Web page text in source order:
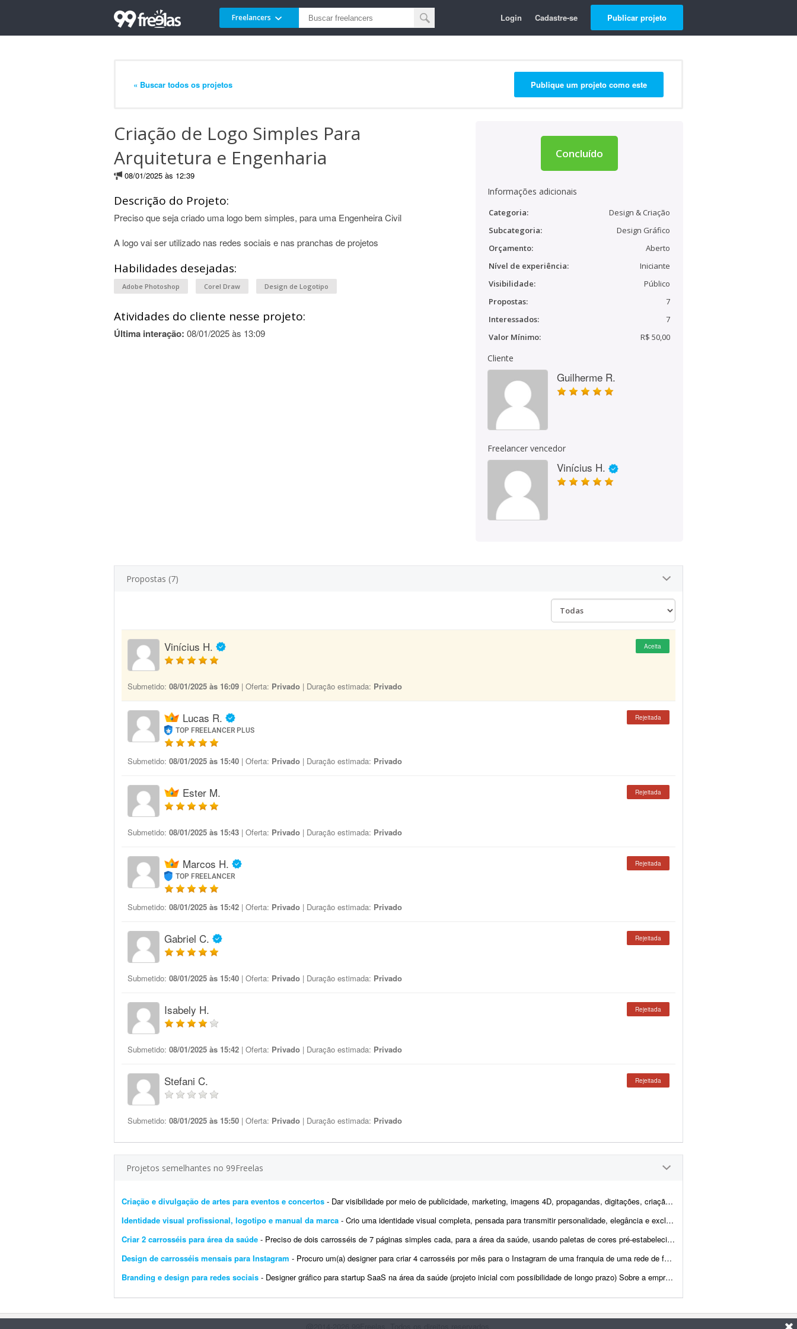
Freelancers Login Cadastre-se Publicar projeto
« Buscar todos os projetos Publique um projeto como este
Criação de Logo Simples Para
Arquitetura e Engenharia
08/01/2025 às 12:39
Descrição do Projeto:
Preciso que seja criado uma logo bem simples, para uma Engenheira Civil
A logo vai ser utilizado nas redes sociais e nas pranchas de projetos
Habilidades desejadas:
Adobe Photoshop Corel Draw Design de Logotipo
Atividades do cliente nesse projeto:
Última interação: 08/01/2025 às 13:09
Concluído
Informações adicionais
Categoria:
Design & Criação
Subcategoria:
Design Gráfico
Orçamento:
Aberto
Nível de experiência:
Iniciante
Visibilidade:
Público
Propostas:
7
Interessados:
7
Valor Mínimo:
R$ 50,00
Cliente
Guilherme R.
Freelancer vencedor
Vinícius H.
Propostas (7)
Vinícius H. Aceita
Submetido: 08/01/2025 às 16:09 | Oferta: Privado | Duração estimada: Privado
Lucas R.
TOP FREELANCER PLUS
Rejeitada
Submetido: 08/01/2025 às 15:40 | Oferta: Privado | Duração estimada: Privado
Ester M. Rejeitada
Submetido: 08/01/2025 às 15:43 | Oferta: Privado | Duração estimada: Privado
Marcos H.
TOP FREELANCER
Rejeitada
Submetido: 08/01/2025 às 15:42 | Oferta: Privado | Duração estimada: Privado
Gabriel C. Rejeitada
Submetido: 08/01/2025 às 15:40 | Oferta: Privado | Duração estimada: Privado
Isabely H. Rejeitada
Submetido: 08/01/2025 às 15:42 | Oferta: Privado | Duração estimada: Privado
Stefani C. Rejeitada
Submetido: 08/01/2025 às 15:50 | Oferta: Privado | Duração estimada: Privado
Projetos semelhantes no 99Freelas
Criação e divulgação de artes para eventos e concertos - Dar visibilidade por meio de publicidade, marketing, imagens 4D, propagandas, digitações, criação de logotipos e artes em geral. O objetivo é inovar na forma com...
Identidade visual profissional, logotipo e manual da marca - Crio uma identidade visual completa, pensada para transmitir personalidade, elegância e exclusividade em todos os pontos de contato da marca ou do evento. Todo projeto é desenvolvido ...
Criar 2 carrosséis para área da saúde - Preciso de dois carrosséis de 7 páginas simples cada, para a área da saúde, usando paletas de cores pré-estabelecidas. Os layouts devem ser limpos, com tipografia...
Design de carrosséis mensais para Instagram - Procuro um(a) designer para criar 4 carrosséis por mês para o Instagram de uma franquia de uma rede de farmácias. A marca já tem identidade visual definida pela rede/mat...
Branding e design para redes sociais - Designer gráfico para startup SaaS na área da saúde (projeto inicial com possibilidade de longo prazo) Sobre a empresa A Sulnex é uma startup SaaS brasileira em desenv...